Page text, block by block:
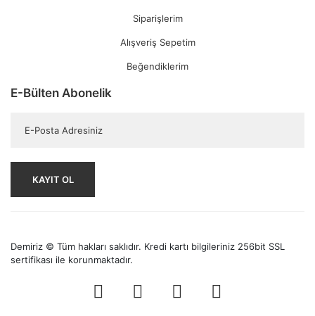
Siparişlerim
Alışveriş Sepetim
Beğendiklerim
E-Bülten Abonelik
KAYIT OL
Demiriz © Tüm hakları saklıdır. Kredi kartı bilgileriniz 256bit SSL
sertifikası ile korunmaktadır.